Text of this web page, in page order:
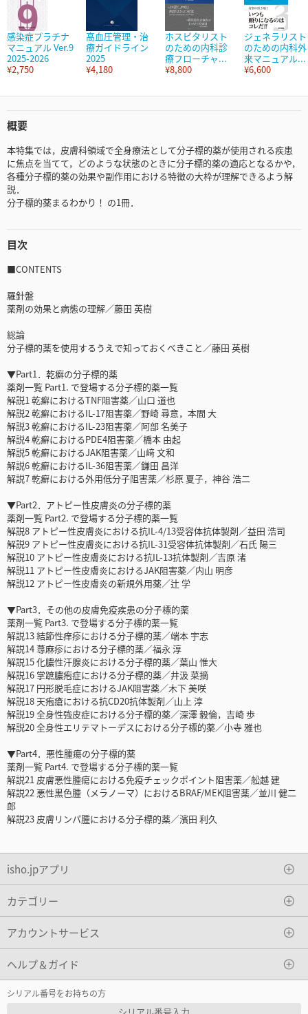
感染症プラチナ
マニュアル Ver.9
2025-2026
¥2,750
高血圧管理・治
療ガイドライン
2025
¥4,180
ホスピタリスト
のための内科診
療フローチャ...
¥8,800
ジェネラリスト
のための内科外
来マニュアル...
¥6,600
概要
本特集では，皮膚科領域で全身療法として分子標的薬が使用される疾患
に焦点を当てて，どのような状態のときに分子標的薬の適応となるかや，
各種分子標的薬の効果や副作用における特徴の大枠が理解できるよう解
説．
分子標的薬まるわかり！ の1冊．
目次
■CONTENTS
羅針盤
薬剤の効果と病態の理解／藤田 英樹
総論
分子標的薬を使用するうえで知っておくべきこと／藤田 英樹
▼Part1．乾癬の分子標的薬
薬剤一覧 Part1. で登場する分子標的薬一覧
解説1 乾癬におけるTNF阻害薬／山口 道也
解説2 乾癬におけるIL-17阻害薬／野崎 尋意，本間 大
解説3 乾癬におけるIL-23阻害薬／阿部 名美子
解説4 乾癬におけるPDE4阻害薬／橋本 由起
解説5 乾癬におけるJAK阻害薬／山﨑 文和
解説6 乾癬におけるIL-36阻害薬／鎌田 昌洋
解説7 乾癬における外用低分子阻害薬／杉原 夏子，神谷 浩二
▼Part2．アトピー性皮膚炎の分子標的薬
薬剤一覧 Part2. で登場する分子標的薬一覧
解説8 アトピー性皮膚炎における抗IL-4/13受容体抗体製剤／益田 浩司
解説9 アトピー性皮膚炎における抗IL-31受容体抗体製剤／石氏 陽三
解説10 アトピー性皮膚炎における抗IL-13抗体製剤／吉原 渚
解説11 アトピー性皮膚炎におけるJAK阻害薬／内山 明彦
解説12 アトピー性皮膚炎の新規外用薬／辻 学
▼Part3．その他の皮膚免疫疾患の分子標的薬
薬剤一覧 Part3. で登場する分子標的薬一覧
解説13 結節性痒疹における分子標的薬／端本 宇志
解説14 蕁麻疹における分子標的薬／福永 淳
解説15 化膿性汗腺炎における分子標的薬／葉山 惟大
解説16 掌蹠膿疱症における分子標的薬／井汲 菜摘
解説17 円形脱毛症におけるJAK阻害薬／木下 美咲
解説18 天疱瘡における抗CD20抗体製剤／山上 淳
解説19 全身性強皮症における分子標的薬／深澤 毅倫，吉崎 歩
解説20 全身性エリテマトーデスにおける分子標的薬／小寺 雅也
▼Part4．悪性腫瘍の分子標的薬
薬剤一覧 Part4. で登場する分子標的薬一覧
解説21 皮膚悪性腫瘍における免疫チェックポイント阻害薬／舩越 建
解説22 悪性黒色腫（メラノーマ）におけるBRAF/MEK阻害薬／並川 健二
郎
解説23 皮膚リンパ腫における分子標的薬／濱田 利久
isho.jpアプリ
カテゴリー
アカウントサービス
ヘルプ＆ガイド
シリアル番号をお持ちの方